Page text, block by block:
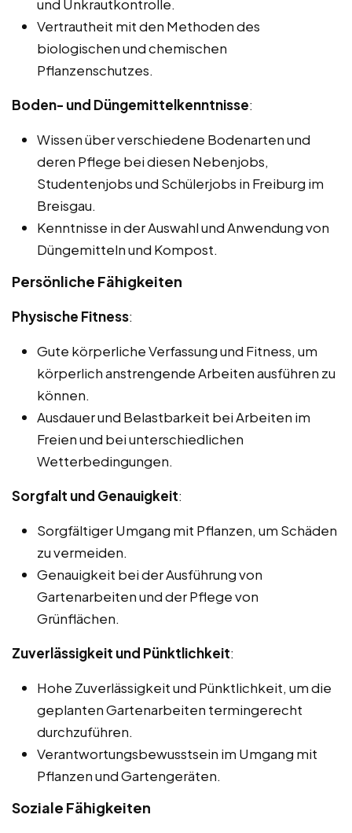
und Unkrautkontrolle.
Vertrautheit mit den Methoden des
biologischen und chemischen
Pflanzenschutzes.
Boden- und Düngemittelkenntnisse:
Wissen über verschiedene Bodenarten und
deren Pflege bei diesen Nebenjobs,
Studentenjobs und Schülerjobs in Freiburg im
Breisgau.
Kenntnisse in der Auswahl und Anwendung von
Düngemitteln und Kompost.
Persönliche Fähigkeiten
Physische Fitness:
Gute körperliche Verfassung und Fitness, um
körperlich anstrengende Arbeiten ausführen zu
können.
Ausdauer und Belastbarkeit bei Arbeiten im
Freien und bei unterschiedlichen
Wetterbedingungen.
Sorgfalt und Genauigkeit:
Sorgfältiger Umgang mit Pflanzen, um Schäden
zu vermeiden.
Genauigkeit bei der Ausführung von
Gartenarbeiten und der Pflege von
Grünflächen.
Zuverlässigkeit und Pünktlichkeit:
Hohe Zuverlässigkeit und Pünktlichkeit, um die
geplanten Gartenarbeiten termingerecht
durchzuführen.
Verantwortungsbewusstsein im Umgang mit
Pflanzen und Gartengeräten.
Soziale Fähigkeiten